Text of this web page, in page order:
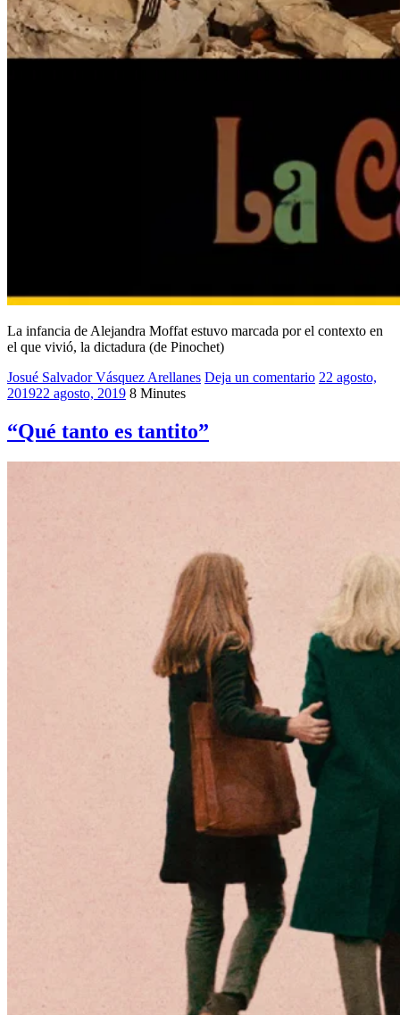
La infancia de Alejandra Moffat estuvo marcada por el contexto en
el que vivió, la dictadura (de Pinochet)
Josué Salvador Vásquez Arellanes 2019 ,
Oaxaca
Cine
Deja un comentario 22 agosto,
201922 agosto, 2019 8 Minutes
“Qué tanto es tantito”